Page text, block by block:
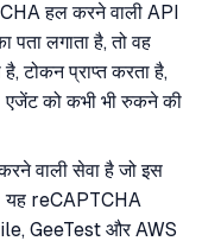
हल करने वाली API
लगाता है, तो वह
टोकन प्राप्त करता है,
को कभी भी रुकने की
वाली सेवा है जो इस
यह reCAPTCHA
GeeTest और AWS